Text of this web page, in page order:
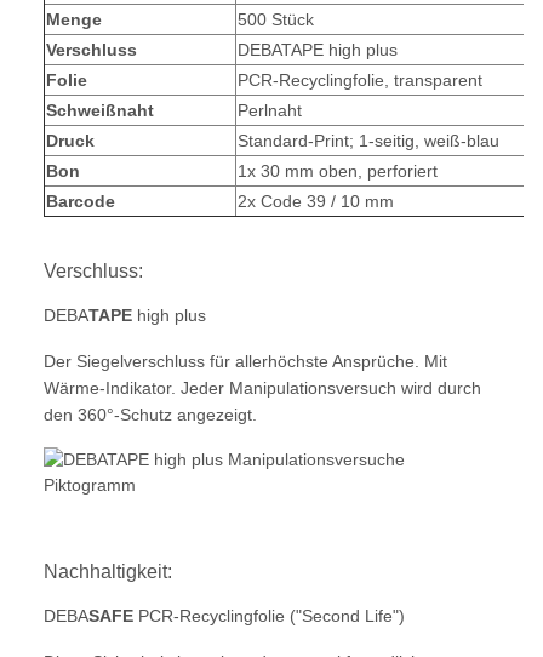
Menge
500 Stück
Verschluss
DEBATAPE high plus
Folie
PCR-Recyclingfolie, transparent
Schweißnaht
Perlnaht
Druck
Standard-Print; 1-seitig, weiß-blau
Bon
1x 30 mm oben, perforiert
Barcode
2x Code 39 / 10 mm
Verschluss:
DEBATAPE high plus
Der Siegelverschluss für allerhöchste Ansprüche. Mit
Wärme-Indikator. Jeder Manipulationsversuch wird durch
den 360°-Schutz angezeigt.
Nachhaltigkeit:
DEBASAFE PCR-Recyclingfolie ("Second Life")